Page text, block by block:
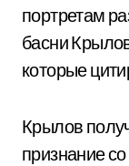
портретам
басни
которые
Крылов
признание